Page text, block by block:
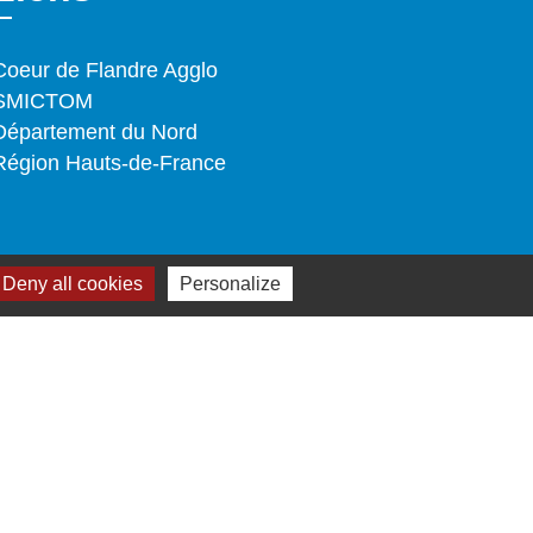
de Flandre Agglo
du Nord
Hauts-de-France
Deny all cookies Personalize